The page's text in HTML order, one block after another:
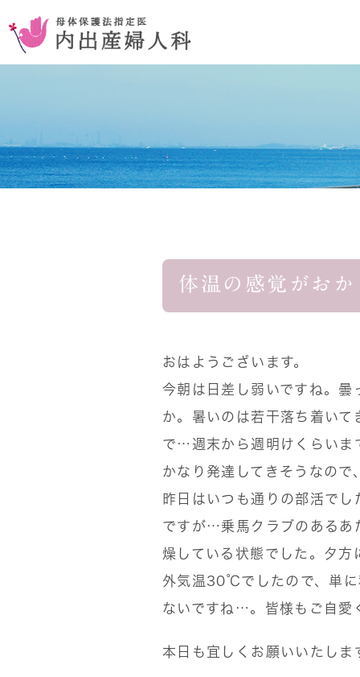
コンセプ
お腹を切らない手術
おりものの異常
体温の感覚がお
おはようございます。
今朝は日差し弱いですね。曇
か。暑いのは若干落ち着いて
で…週末から週明けくらいま
かなり発達してきそうなの
昨日はいつも通りの部活で
ですが…乗馬クラブのあるあ
燥している状態でした。夕
外気温30℃でしたので、単
ないですね…。皆様もご自愛
本日も宜しくお願いいたしま